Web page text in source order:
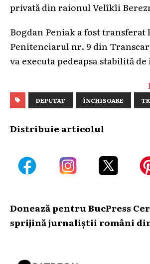
privată din raionul Velîkîi
Bogdan Peniak a fost transferat
Penitenciarul nr. 9 din
va executa pedeapsa stabilită
DEPUTAT ÎNCHISOARE
Distribuie articolul
Donează pentru BucPress
sprijină jurnaliștii români